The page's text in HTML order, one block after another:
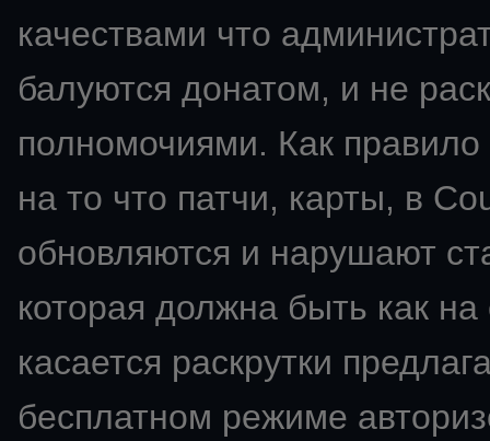
качествами что
балуются донатом, и не
полномочиями. Как правило
на то что патчи, карты, в
обновляются и нарушают
которая должна быть как
касается раскрутки
бесплатном режиме